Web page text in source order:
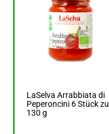
LaSelva Arrabbiata di
Peperoncini 6 Stück zu
130 g